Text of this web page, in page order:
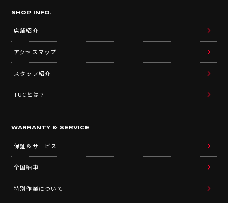
SHOP INFO.
店舗紹介
アクセスマップ
スタッフ紹介
TUCとは？
WARRANTY & SERVICE
保証＆サービス
全国納車
特別作業について